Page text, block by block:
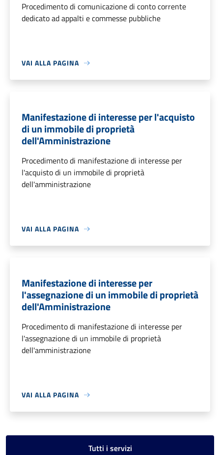
Procedimento di comunicazione di conto corrente
dedicato ad appalti e commesse pubbliche
VAI ALLA PAGINA
Manifestazione di interesse per l'acquisto
di un immobile di proprietà
dell'Amministrazione
Procedimento di manifestazione di interesse per
l'acquisto di un immobile di proprietà
dell'amministrazione
VAI ALLA PAGINA
Manifestazione di interesse per
l'assegnazione di un immobile di proprietà
dell'Amministrazione
Procedimento di manifestazione di interesse per
l'assegnazione di un immobile di proprietà
dell'amministrazione
VAI ALLA PAGINA
Tutti i servizi